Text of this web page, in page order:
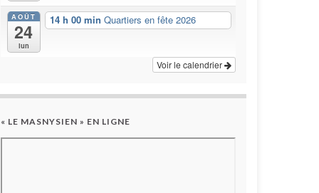
AOÛT
24
lun
14 h 00 min Quartiers en fête 2026
Voir le calendrier
« LE MASNYSIEN » EN LIGNE